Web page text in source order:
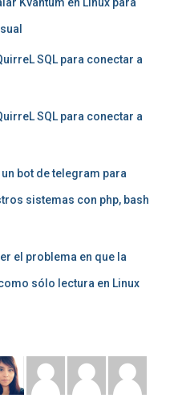
SQL para conectar a
SQL para conectar a
un bot de telegram para
sistemas con php, bash
el problema en que la
sólo lectura en Linux